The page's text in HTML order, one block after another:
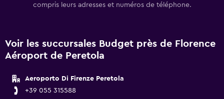
compris leurs adresses et numéros de téléphone.
Voir les succursales Budget près de Florence
Aéroport de Peretola
Aeroporto Di Firenze Peretola
+39 055 315588